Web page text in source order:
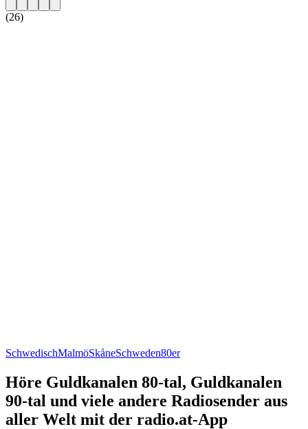
(26)
SchwedischMalmöSkåneSchweden80er
Höre Guldkanalen 80-tal, Guldkanalen
90-tal und viele andere Radiosender aus
aller Welt mit der radio.at-App